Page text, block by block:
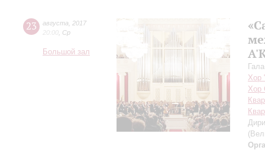
23 августа
2017
20:00 Ср
Большой зал
Хор
Хор